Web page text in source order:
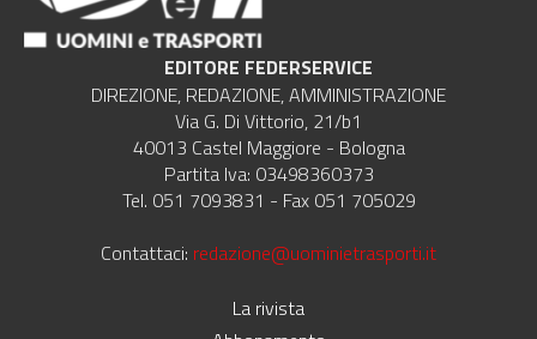
EDITORE FEDERSERVICE
DIREZIONE, REDAZIONE, AMMINISTRAZIONE
Via G. Di Vittorio, 21/b1
40013 Castel Maggiore - Bologna
Partita Iva: 03498360373
Tel. 051 7093831 - Fax 051 705029
Contattaci: redazione@uominietrasporti.it
La rivista